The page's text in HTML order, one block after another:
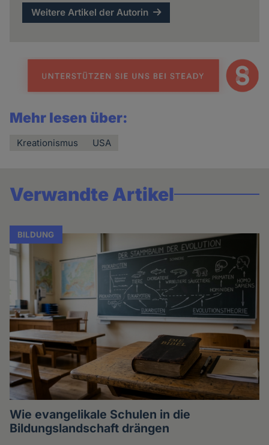
Weitere Artikel der Autorin
Mehr lesen über:
Kreationismus USA
Verwandte Artikel
BILDUNG
Wie evangelikale Schulen in die
Bildungslandschaft drängen